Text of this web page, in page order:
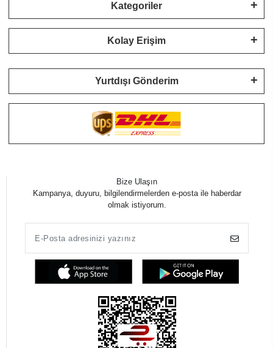
Kategoriler
Kolay Erişim
Yurtdışı Gönderim
Bize Ulaşın
Kampanya, duyuru, bilgilendirmelerden e-posta ile haberdar
olmak istiyorum.